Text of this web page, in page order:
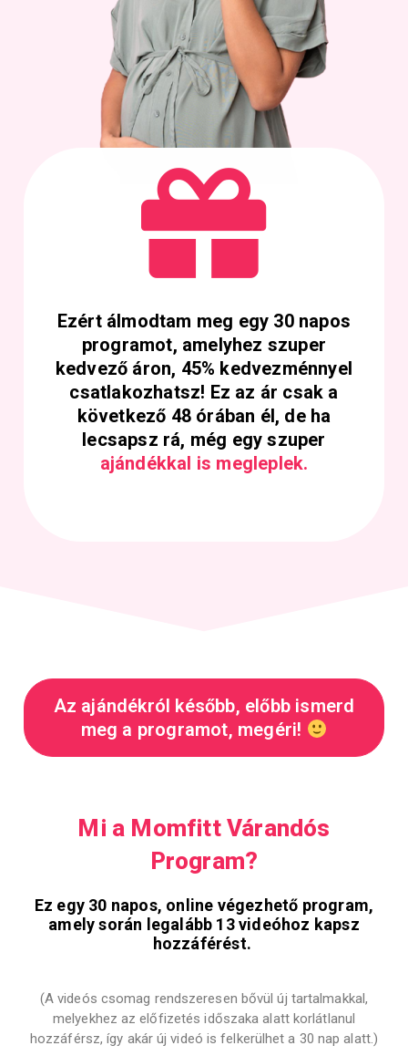
Ezért álmodtam meg egy 30 napos
programot, amelyhez szuper
kedvező áron, 45% kedvezménnyel
csatlakozhatsz! Ez az ár csak a
következő 48 órában él, de ha
lecsapsz rá, még egy szuper
ajándékkal is megleplek.
Az ajándékról később, előbb ismerd
meg a programot, megéri!
Mi a Momfitt Várandós
Program?
Ez egy 30 napos, online végezhető program,
amely során legalább 13 videóhoz kapsz
hozzáférést.
(A videós csomag rendszeresen bővül új tartalmakkal,
melyekhez az előfizetés időszaka alatt korlátlanul
hozzáférsz, így akár új videó is felkerülhet a 30 nap alatt.)